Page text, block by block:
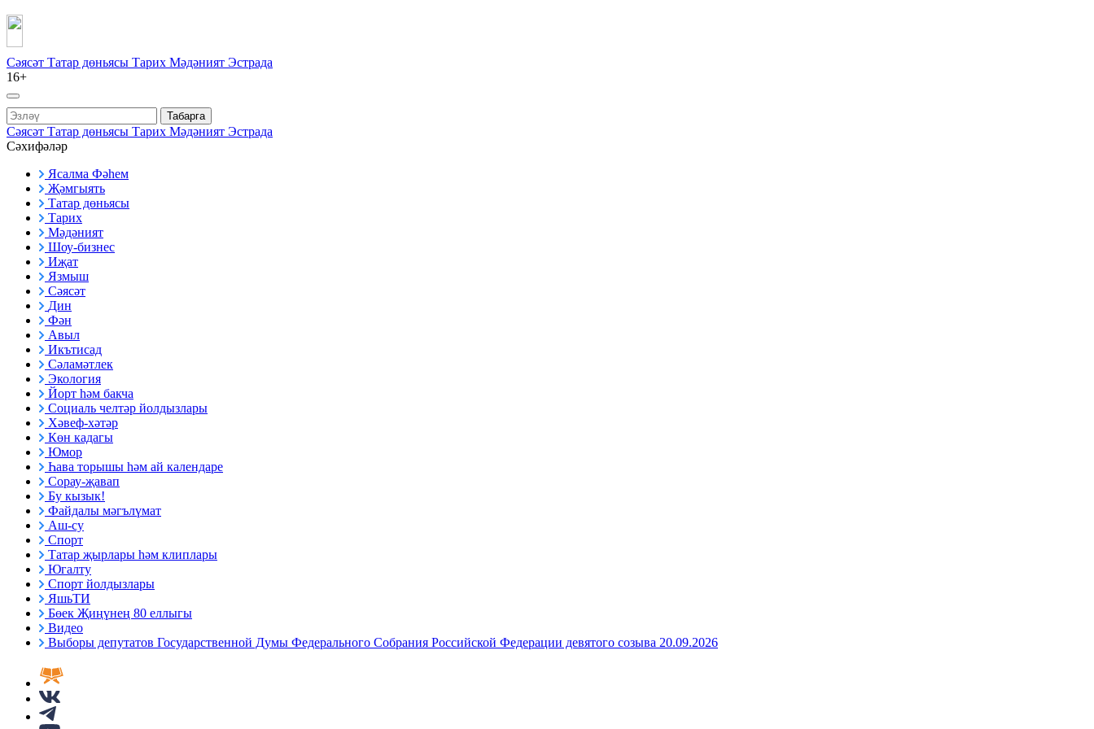
Сәясәт Татар дөньясы Тарих Мәдәният Эстрада
16+
Табарга
Сәясәт Татар дөньясы Тарих Мәдәният Эстрада
Сәхифәләр
Ясалма Фәһем
Җәмгыять
Татар дөньясы
Тарих
Мәдәният
Шоу-бизнес
Иҗат
Язмыш
Сәясәт
Дин
Фән
Авыл
Икътисад
Сәламәтлек
Экология
Йорт һәм бакча
Социаль челтәр йолдызлары
Хәвеф-хәтәр
Көн кадагы
Юмор
Һава торышы һәм ай календаре
Сорау-җавап
Бу кызык!
Файдалы мәгълүмат
Аш-су
Спорт
Татар җырлары һәм клиплары
Югалту
Спорт йолдызлары
ЯшьТИ
Бөек Җиңүнең 80 еллыгы
Видео
Выборы депутатов Государственной Думы Федерального Собрания Российской Федерации девятого созыва 20.09.2026